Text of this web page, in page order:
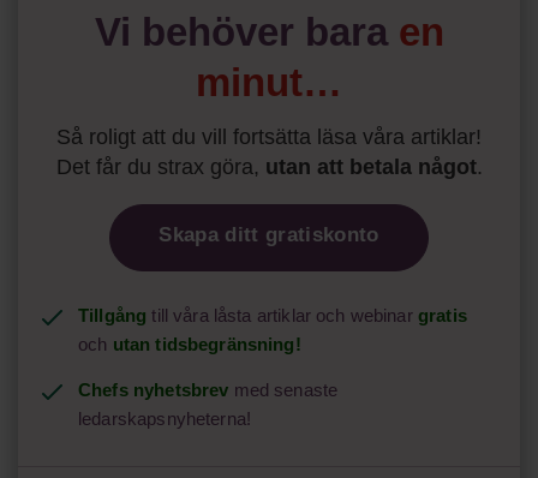
Läs mer:
Siri Wikander: ”Led som i
början av pandemin”
Vi behöver bara en
minut…
Så roligt att du vill fortsätta läsa våra artiklar!
Det får du strax göra, utan att betala något.
Skapa ditt gratiskonto
Tillgång till våra låsta artiklar och webinar gratis
och utan tidsbegränsning!
Chefs nyhetsbrev med senaste
ledarskapsnyheterna!